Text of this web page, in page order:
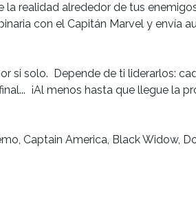
realidad alrededor de tus
con el Capitán Marvel y envía
si solo. Depende de ti liderarlos:
¡Al menos hasta que llegue la
Captain America, Black Widow,